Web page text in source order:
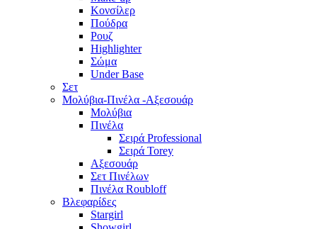
Κονσίλερ
Πούδρα
Ρουζ
Highlighter
Σώμα
Under Base
Σετ
Μολύβια-Πινέλα -Αξεσουάρ
Μολύβια
Πινέλα
Σειρά Professional
Σειρά Torey
Αξεσουάρ
Σετ Πινέλων
Πινέλα Roubloff
Βλεφαρίδες
Stargirl